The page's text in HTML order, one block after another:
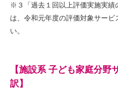
※３「過去１回以上評価実施実績
は、令和元年度の評価対象サー
い。
【施設系 子ども家庭分野
訳】